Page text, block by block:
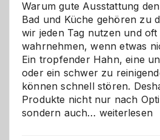
Warum gute Ausstattung
Bad und Küche gehören zu
wir jeden Tag nutzen und
wahrnehmen, wenn etwas
Ein tropfender Hahn, eine
oder ein schwer zu
können schnell stören.
Produkte nicht nur nach
sondern auch… Bad
weiterlesen